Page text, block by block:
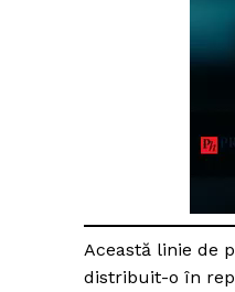
Această linie de
distribuit-o în